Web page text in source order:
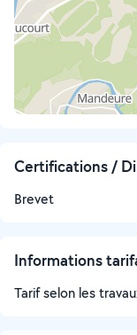
Certifications /
Brevet
Informations
Tarif selon les